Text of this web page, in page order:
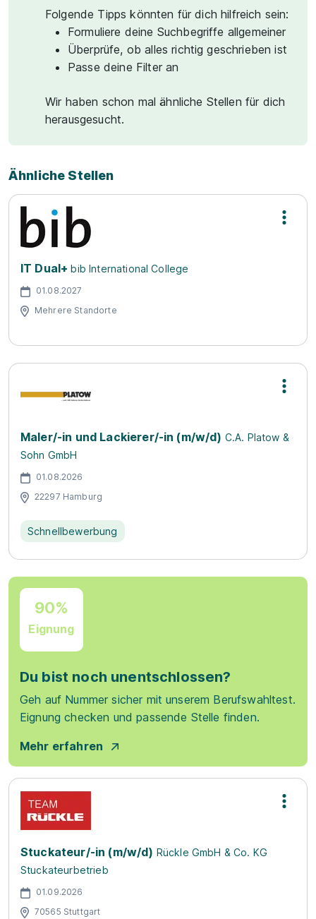
Folgende Tipps könnten für dich hilfreich sein:
Formuliere deine Suchbegriffe allgemeiner
Überprüfe, ob alles richtig geschrieben ist
Passe deine Filter an
Wir haben schon mal ähnliche Stellen für dich
herausgesucht.
Ähnliche Stellen
IT Dual+ bib International College
01.08.2027
Mehrere Standorte
Maler/-in und Lackierer/-in (m/w/d) C.A. Platow &
Sohn GmbH
01.08.2026
22297 Hamburg
Schnellbewerbung
90%
Eignung
Du bist noch unentschlossen?
Geh auf Nummer sicher mit unserem Berufswahltest.
Eignung checken und passende Stelle finden.
Mehr erfahren
Stuckateur/-in (m/w/d) Rückle GmbH & Co. KG
Stuckateurbetrieb
01.09.2026
70565 Stuttgart